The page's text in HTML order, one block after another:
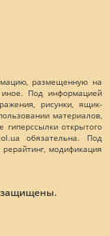
размещенную на
Под информацией
рисунки, ящик-
материалов,
открытого
обязательна. Под
модификация
защищены.